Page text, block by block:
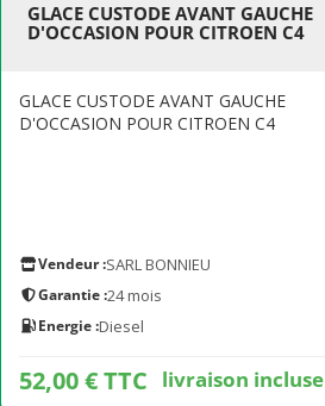
GLACE CUSTODE AVANT GAUCHE
D'OCCASION POUR CITROEN C4
GLACE CUSTODE AVANT GAUCHE
D'OCCASION POUR CITROEN C4
Vendeur :SARL BONNIEU
Garantie :24 mois
Energie :Diesel
52,00 € TTC livraison incluse